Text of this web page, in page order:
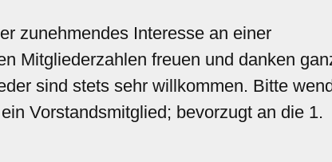
zunehmendes Interesse an einer
Mitgliederzahlen freuen und danken
sind stets sehr willkommen. Bitte
Vorstandsmitglied; bevorzugt an die 1.